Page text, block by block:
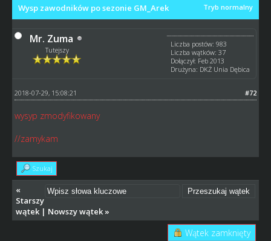
Tryb normalny
Wysp zawodników po sezonie GM_Arek
Mr. Zuma
Tutejszy
Liczba postów: 983
Liczba wątków: 37
Dołączył: Feb 2013
Drużyna: DKŻ Unia Dębica
#72
2018-07-29, 15:08:21
wysyp zmodyfikowany
//zamykam
Szukaj
«
Starszy
wątek| Nowszy wątek»
Wątek zamknięty